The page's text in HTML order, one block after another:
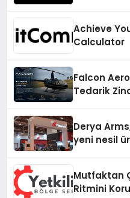
Achieve
Calculator
Falcon
Tedarik
Derya
yeni nesil
Mutfaktan
Ritmini